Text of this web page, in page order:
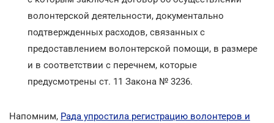
волонтерской деятельности, документально
подтвержденных расходов, связанных с
предоставлением волонтерской помощи, в размере
и в соответствии с перечнем, которые
предусмотрены ст. 11 Закона № 3236.
Напомним, Рада упростила регистрацию волонтеров и